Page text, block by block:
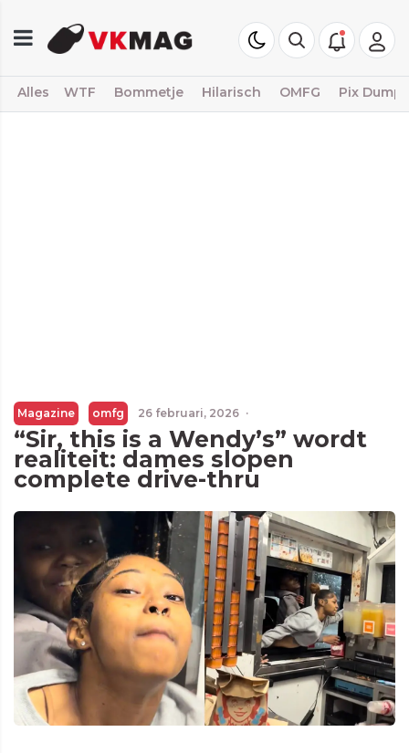
Alles WTF Bommetje Hilarisch OMFG Pix Dump
Magazine omfg 26 februari, 2026 ·
“Sir, this is a Wendy’s” wordt
realiteit: dames slopen
complete drive-thru